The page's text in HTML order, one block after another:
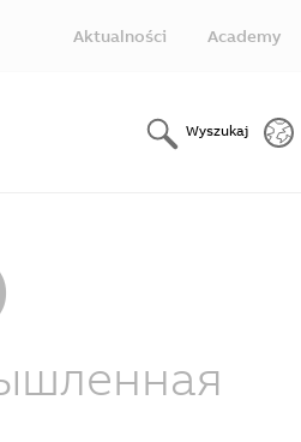
Aktualności Academy
Wyszukaj